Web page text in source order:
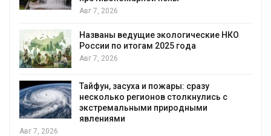
Авг 7, 2026
Названы ведущие экологические НКО
России по итогам 2025 года
Авг 7, 2026
Тайфун, засуха и пожары: сразу
несколько регионов столкнулись с
экстремальными природными
явлениями
Авг 7, 2026